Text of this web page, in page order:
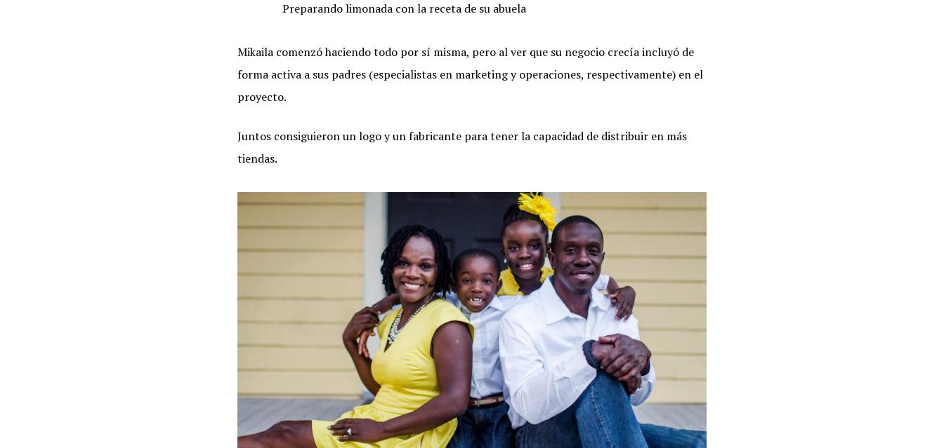
Preparando limonada con la receta de su abuela
Mikaila comenzó haciendo todo por sí misma, pero al ver que su negocio crecía incluyó de
forma activa a sus padres (especialistas en marketing y operaciones, respectivamente) en el
proyecto.
Juntos consiguieron un logo y un fabricante para tener la capacidad de distribuir en más
tiendas.